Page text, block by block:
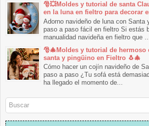
🎅💥Moldes y tutorial de santa
en la luna en fieltro para decorar
Adorno navideño de luna con Santa
paso a paso fácil en fieltro Si estás
manualidad navideña en fieltro que ...
🎅🎄Moldes y tutorial de
santa y pingüino en Fieltro 🐧🎄
Cómo hacer un cojín navideño de
paso a paso ¿Tu sofá está
ha llegado el momento de...